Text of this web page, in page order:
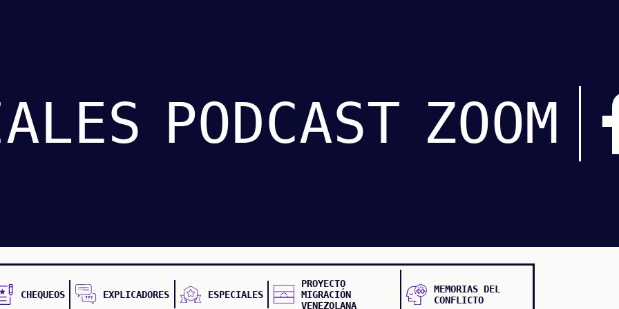
PODCAST ZOOM
CHEQUEOS EXPLICADORES ESPECIALES
PROYECTO
MIGRACIÓN
VENEZOLANA
MEMORIAS DEL
CONFLICTO